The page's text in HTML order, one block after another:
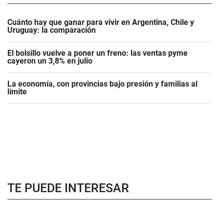
Cuánto hay que ganar para vivir en Argentina, Chile y
Uruguay: la comparación
El bolsillo vuelve a poner un freno: las ventas pyme
cayeron un 3,8% en julio
La economía, con provincias bajo presión y familias al
límite
TE PUEDE INTERESAR